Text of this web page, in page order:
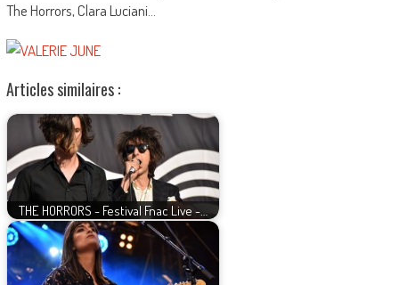
The Horrors, Clara Luciani…
Articles similaires :
THE HORRORS - Festival Fnac Live -…